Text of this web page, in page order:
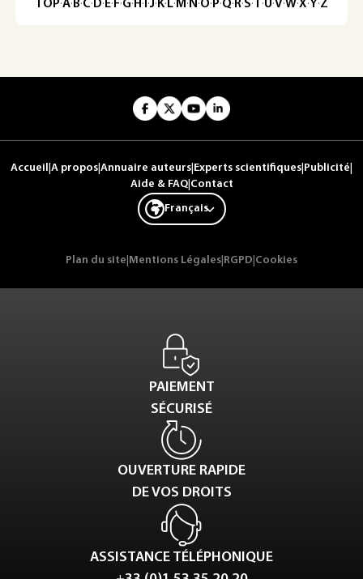
TOP·A·B·C·D·E·F·G·H·I·J·K·L·M·N·O·P·Q·R·S·T·U·V·W·X·Y·Z
Accueil A propos Annuaire auteurs Experts scientifiques Publicité
Aide & FAQ| Contact
Français
Plan du site Mentions Légales RGPD Cookies
PAIEMENT
SÉCURISÉ
OUVERTURE RAPIDE
DE VOS DROITS
ASSISTANCE TÉLÉPHONIQUE